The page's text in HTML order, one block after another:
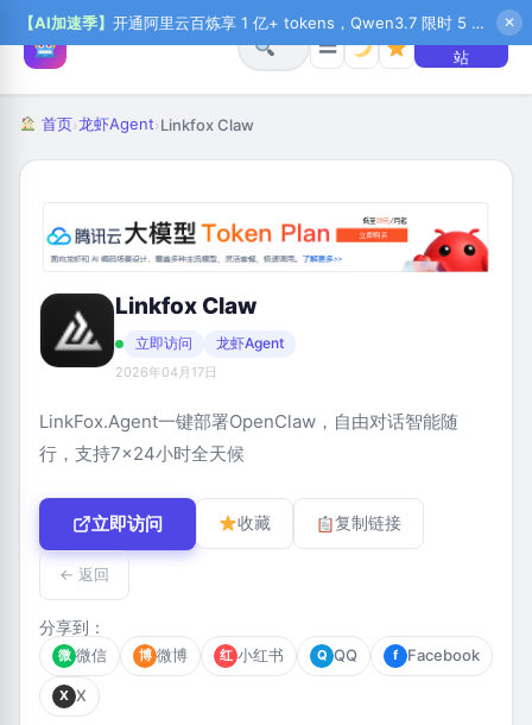
【AI加速季】 开通阿里云百炼享 1 亿+ tokens，Qwen3.7 限时 5 折起，秒悟新注送 1 万积分，加入 OPC 赢百万助力金，QoderWork CN 首月 0 元 ✕
☰
+ 提交网
站
首页›龙虾Agent›Linkfox Claw
Linkfox Claw
立即访问 龙虾Agent
2026年04月17日
LinkFox.Agent一键部署OpenClaw，自由对话智能随
行，支持7×24小时全天候
立即访问 收藏 复制链接
← 返回
分享到：
微 微信 博 微博 红 小红书 Q QQ f Facebook
X X